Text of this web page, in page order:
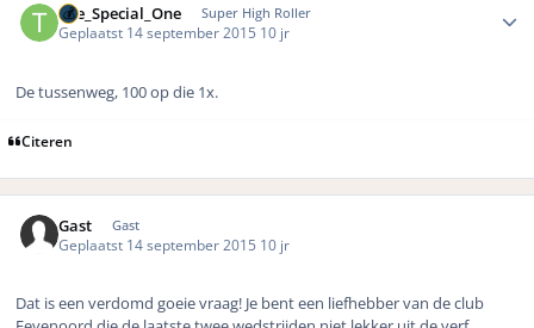
The_Special_One Super High Roller
Geplaatst 14 september 2015 10 jr
De tussenweg, 100 op die 1x.
Citeren
Gast Gast
Geplaatst 14 september 2015 10 jr
Dat is een verdomd goeie vraag! Je bent een liefhebber van de club